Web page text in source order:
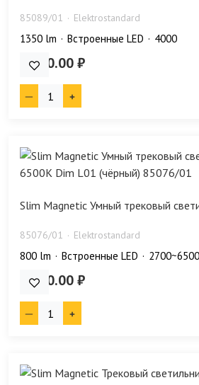
85089/01 Elektrostandard
1350 lm Встроенные LED 4000
3 710.00 ₽
Slim Magnetic Умный трековый
85076/01 Elektrostandard
800 lm Встроенные LED 2700~6500
4 550.00 ₽